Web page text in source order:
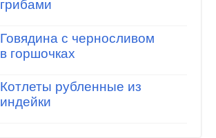
грибами
Говядина с черносливом
в горшочках
Котлеты рубленные из
индейки